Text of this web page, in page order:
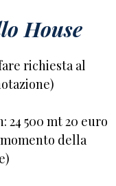
House
richiesta al
24 500 mt 20 euro
della